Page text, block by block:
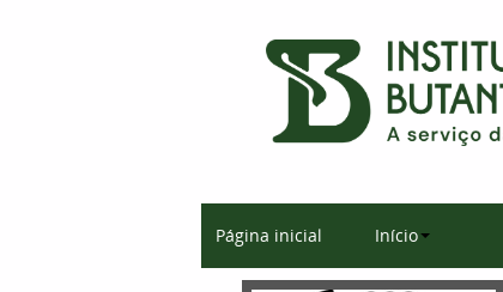
Página inicial Início